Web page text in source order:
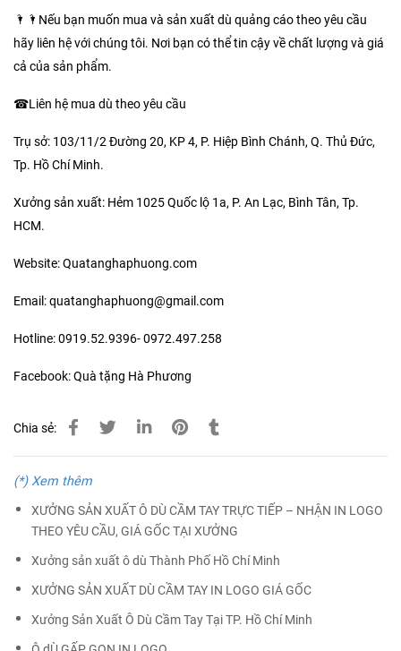
🌂🌂Nếu bạn muốn mua và sản xuất dù quảng cáo theo yêu cầu
hãy liên hệ với chúng tôi. Nơi bạn có thể tin cậy về chất lượng và giá
cả của sản phẩm.
☎Liên hệ mua dù theo yêu cầu
Trụ sở: 103/11/2 Đường 20, KP 4, P. Hiệp Bình Chánh, Q. Thủ Đức,
Tp. Hồ Chí Minh.
Xưởng sản xuất: Hẻm 1025 Quốc lộ 1a, P. An Lạc, Bình Tân, Tp.
HCM.
Website: Quatanghaphuong.com
Email: quatanghaphuong@gmail.com
Hotline: 0919.52.9396- 0972.497.258
Facebook: Quà tặng Hà Phương
Chia sẻ:
(*) Xem thêm
XƯỞNG SẢN XUẤT Ô DÙ CẦM TAY TRỰC TIẾP – NHẬN IN LOGO
THEO YÊU CẦU, GIÁ GỐC TẠI XƯỞNG
Xưởng sản xuất ô dù Thành Phố Hồ Chí Minh
XƯỞNG SẢN XUẤT DÙ CẦM TAY IN LOGO GIÁ GỐC
Xưởng Sản Xuất Ô Dù Cầm Tay Tại TP. Hồ Chí Minh